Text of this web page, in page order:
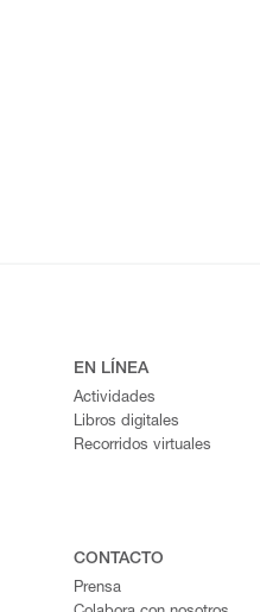
EN LÍNEA
Actividades
Libros digitales
Recorridos virtuales
CONTACTO
Prensa